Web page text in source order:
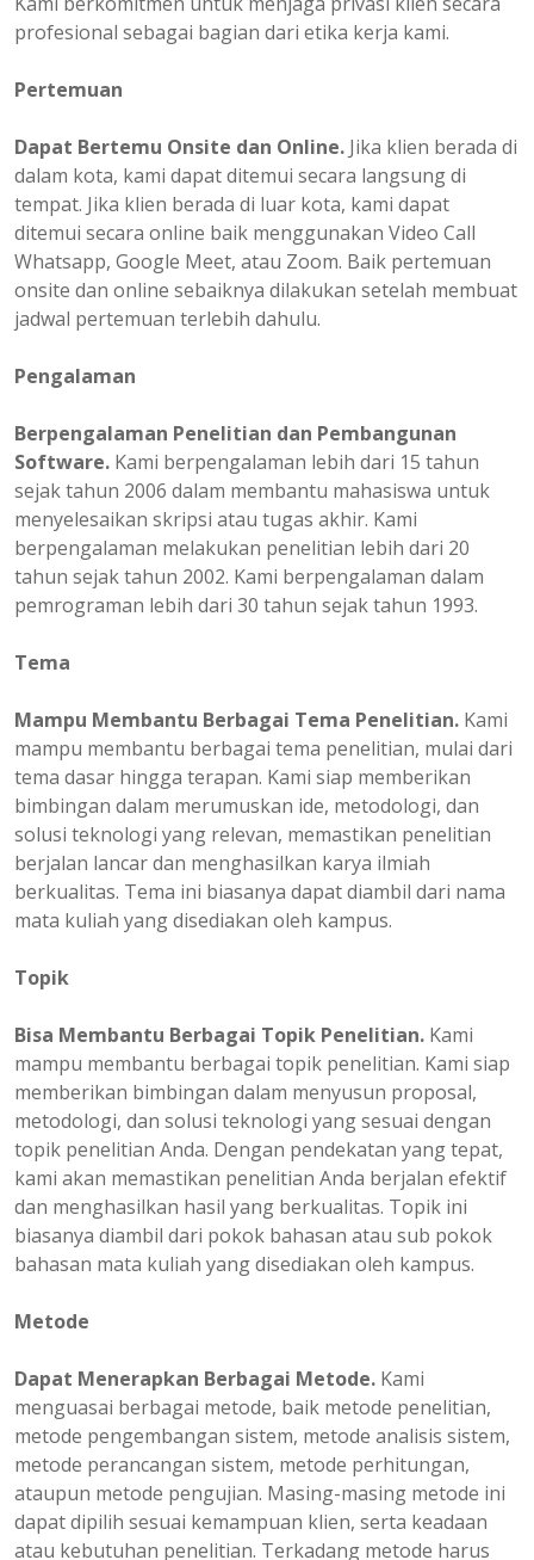
profesional sebagai bagian dari etika kerja kami.
Pertemuan
Dapat Bertemu Onsite dan Online. Jika klien berada di
dalam kota, kami dapat ditemui secara langsung di
tempat. Jika klien berada di luar kota, kami dapat
ditemui secara online baik menggunakan Video Call
Whatsapp, Google Meet, atau Zoom. Baik pertemuan
onsite dan online sebaiknya dilakukan setelah membuat
jadwal pertemuan terlebih dahulu.
Pengalaman
Berpengalaman Penelitian dan Pembangunan
Software. Kami berpengalaman lebih dari 15 tahun
sejak tahun 2006 dalam membantu mahasiswa untuk
menyelesaikan skripsi atau tugas akhir. Kami
berpengalaman melakukan penelitian lebih dari 20
tahun sejak tahun 2002. Kami berpengalaman dalam
pemrograman lebih dari 30 tahun sejak tahun 1993.
Tema
Mampu Membantu Berbagai Tema Penelitian. Kami
mampu membantu berbagai tema penelitian, mulai dari
tema dasar hingga terapan. Kami siap memberikan
bimbingan dalam merumuskan ide, metodologi, dan
solusi teknologi yang relevan, memastikan penelitian
berjalan lancar dan menghasilkan karya ilmiah
berkualitas. Tema ini biasanya dapat diambil dari nama
mata kuliah yang disediakan oleh kampus.
Topik
Bisa Membantu Berbagai Topik Penelitian. Kami
mampu membantu berbagai topik penelitian. Kami siap
memberikan bimbingan dalam menyusun proposal,
metodologi, dan solusi teknologi yang sesuai dengan
topik penelitian Anda. Dengan pendekatan yang tepat,
kami akan memastikan penelitian Anda berjalan efektif
dan menghasilkan hasil yang berkualitas. Topik ini
biasanya diambil dari pokok bahasan atau sub pokok
bahasan mata kuliah yang disediakan oleh kampus.
Metode
Dapat Menerapkan Berbagai Metode. Kami
menguasai berbagai metode, baik metode penelitian,
metode pengembangan sistem, metode analisis sistem,
metode perancangan sistem, metode perhitungan,
ataupun metode pengujian. Masing-masing metode ini
dapat dipilih sesuai kemampuan klien, serta keadaan
atau kebutuhan penelitian. Terkadang metode harus